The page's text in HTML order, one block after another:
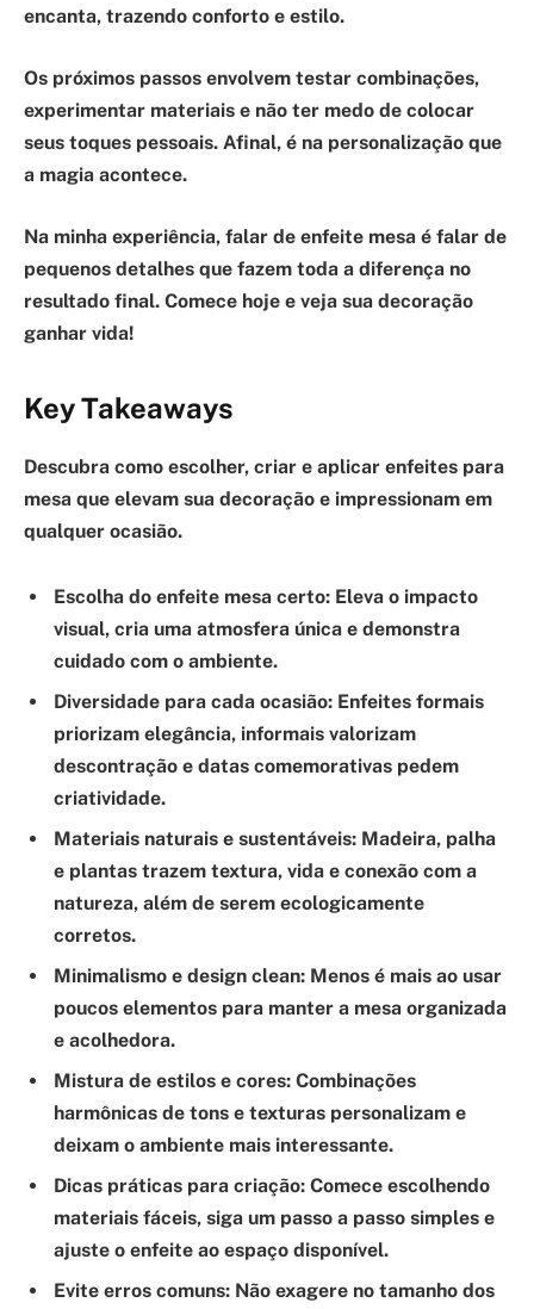
encanta, trazendo conforto e estilo.
Os próximos passos envolvem testar combinações,
experimentar materiais e não ter medo de colocar
seus toques pessoais. Afinal, é na personalização que
a magia acontece.
Na minha experiência, falar de enfeite mesa é falar de
pequenos detalhes que fazem toda a diferença no
resultado final. Comece hoje e veja sua decoração
ganhar vida!
Key Takeaways
Descubra como escolher, criar e aplicar enfeites para
mesa que elevam sua decoração e impressionam em
qualquer ocasião.
Escolha do enfeite mesa certo: Eleva o impacto
visual, cria uma atmosfera única e demonstra
cuidado com o ambiente.
Diversidade para cada ocasião: Enfeites formais
priorizam elegância, informais valorizam
descontração e datas comemorativas pedem
criatividade.
Materiais naturais e sustentáveis: Madeira, palha
e plantas trazem textura, vida e conexão com a
natureza, além de serem ecologicamente
corretos.
Minimalismo e design clean: Menos é mais ao usar
poucos elementos para manter a mesa organizada
e acolhedora.
Mistura de estilos e cores: Combinações
harmônicas de tons e texturas personalizam e
deixam o ambiente mais interessante.
Dicas práticas para criação: Comece escolhendo
materiais fáceis, siga um passo a passo simples e
ajuste o enfeite ao espaço disponível.
Evite erros comuns: Não exagere no tamanho dos